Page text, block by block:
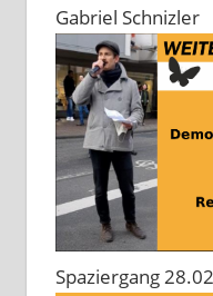
Gabriel Schnizler
Spaziergang